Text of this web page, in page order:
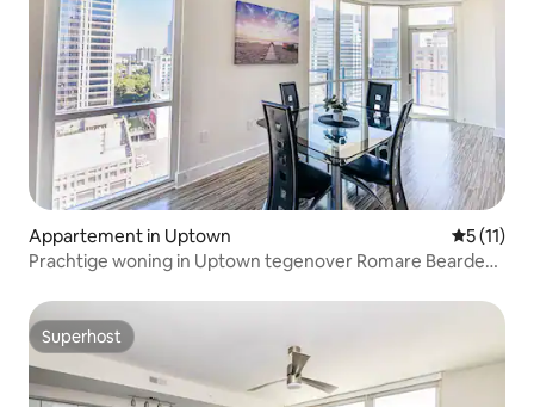
Appartement in Uptown
5 (11)
Prachtige woning in Uptown tegenover Romare Bearden
Superhost
Superhost